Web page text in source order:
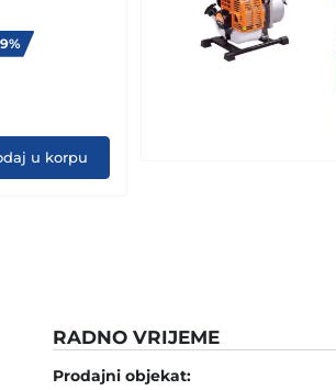
KM.
u korpu
RADNO VRIJEME
Prodajni objekat: